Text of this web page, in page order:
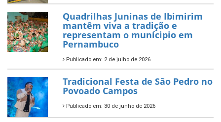
Quadrilhas Juninas de Ibimirim
mantêm viva a tradição e
representam o munícipio em
Pernambuco
Publicado em: 2 de julho de 2026
Tradicional Festa de São Pedro no
Povoado Campos
Publicado em: 30 de junho de 2026